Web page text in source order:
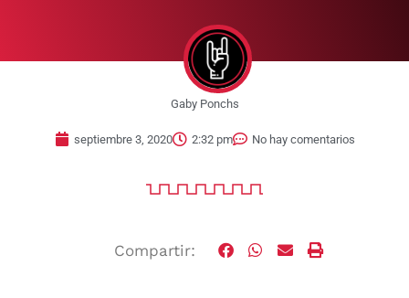
Gaby Ponchs
septiembre 3, 2020 2:32 pm No hay comentarios
Compartir: